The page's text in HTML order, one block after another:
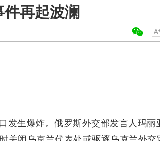
再起波澜
生爆炸。俄罗斯外交部发言人玛丽